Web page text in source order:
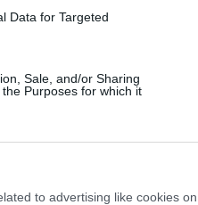
Data for Targeted
Sale, and/or Sharing
Purposes for which it
to advertising like cookies on